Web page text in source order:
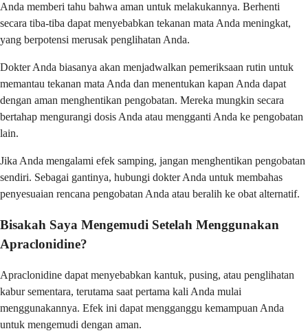
Anda memberi tahu bahwa aman untuk melakukannya. Berhenti
secara tiba-tiba dapat menyebabkan tekanan mata Anda meningkat,
yang berpotensi merusak penglihatan Anda.
Dokter Anda biasanya akan menjadwalkan pemeriksaan rutin untuk
memantau tekanan mata Anda dan menentukan kapan Anda dapat
dengan aman menghentikan pengobatan. Mereka mungkin secara
bertahap mengurangi dosis Anda atau mengganti Anda ke pengobatan
lain.
Jika Anda mengalami efek samping, jangan menghentikan pengobatan
sendiri. Sebagai gantinya, hubungi dokter Anda untuk membahas
penyesuaian rencana pengobatan Anda atau beralih ke obat alternatif.
Bisakah Saya Mengemudi Setelah Menggunakan
Apraclonidine?
Apraclonidine dapat menyebabkan kantuk, pusing, atau penglihatan
kabur sementara, terutama saat pertama kali Anda mulai
menggunakannya. Efek ini dapat mengganggu kemampuan Anda
untuk mengemudi dengan aman.